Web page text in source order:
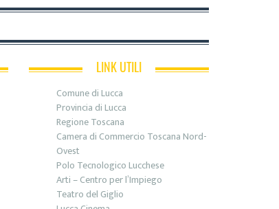
LINK UTILI
Comune di Lucca
Provincia di Lucca
Regione Toscana
Camera di Commercio Toscana Nord-
Ovest
Polo Tecnologico Lucchese
Arti – Centro per l’Impiego
Teatro del Giglio